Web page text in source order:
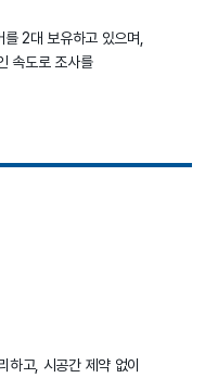
2대 보유하고 있으며,
속도로 조사를
하고, 시공간 제약 없이